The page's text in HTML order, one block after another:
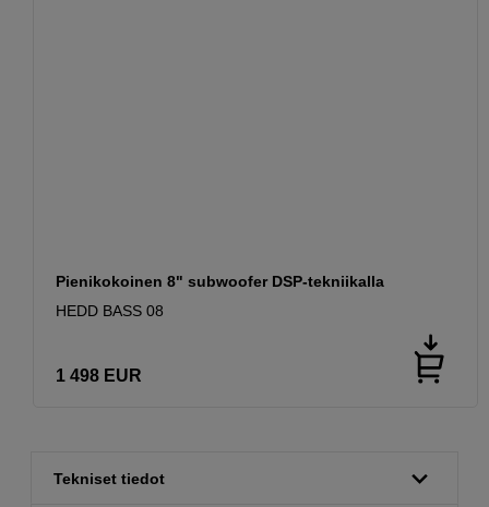
Pienikokoinen 8" subwoofer DSP-tekniikalla
HEDD BASS 08
1 498 EUR
Tekniset tiedot